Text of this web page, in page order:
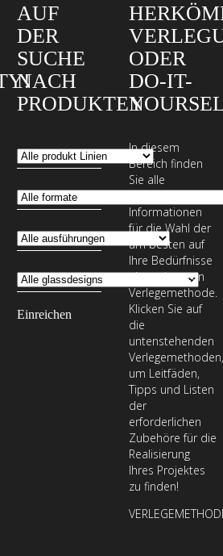
AUF
DER
SUCHE
NACH
PRODUKTEN
ODER
DO-IT-
In diesem
Bereich finden
Sie alle
erforderlichen
Informationen
für die Wahl der
am besten auf
Ihre Bedürfnisse
abgestimmten
Verlegemethode.
Klicken Sie auf
die
untenstehenden
Verlegemethoden,
um Leitfäden,
Tipps und Listen
der
erforderlichen
Zubehöre für die
Realisierung
Ihres Projektes
zu finden!